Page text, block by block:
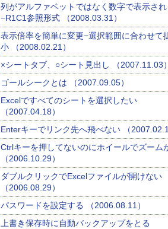
列がアルファベットではなく数字で表示され
−R1C1参照形式 （2008.03.31）
表示倍率を簡単に変更−選択範囲に合わせて
小 （2008.02.21）
×シートタブ、○シート見出し （2007.11.03）
ゴールシークとは （2007.09.05）
Excelですべてのシートを選択したい
（2007.04.18）
Enterキーでリンク先へ飛べない （
Ctrlキーを押してないのにホイールでズーム
（2006.10.29）
ダブルクリックでExcelファイルが開けない
（2006.08.29）
パスワードを設定する （2006.08.11）
上書き保存時に自動バックアップをとる